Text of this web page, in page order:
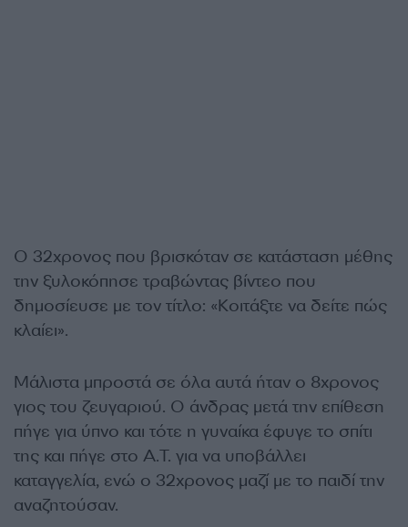
Ο 32χρονος που βρισκόταν σε κατάσταση μέθης
την ξυλοκόπησε τραβώντας βίντεο που
δημοσίευσε με τον τίτλο: «Κοιτάξτε να δείτε πώς
κλαίει».
Μάλιστα μπροστά σε όλα αυτά ήταν ο 8χρονος
γιος του ζευγαριού. Ο άνδρας μετά την επίθεση
πήγε για ύπνο και τότε η γυναίκα έφυγε το σπίτι
της και πήγε στο Α.Τ. για να υποβάλλει
καταγγελία, ενώ ο 32χρονος μαζί με το παιδί την
αναζητούσαν.